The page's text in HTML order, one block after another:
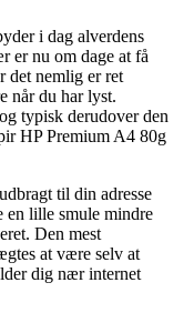
i dag alverdens
er nu om dage at få
det nemlig er ret
når du har lyst.
typisk derudover den
HP Premium A4 80g
til din adresse
en lille smule mindre
Den mest
at være selv at
dig nær internet